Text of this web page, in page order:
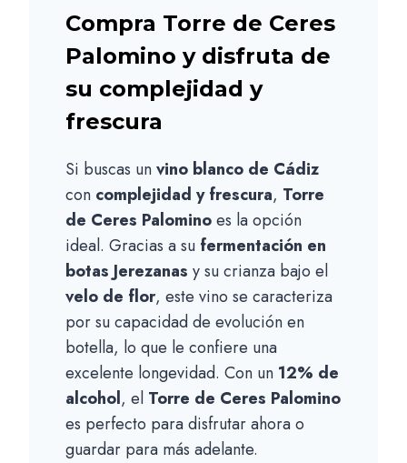
Compra Torre de Ceres
Palomino y disfruta de
su complejidad y
frescura
Si buscas unvino blanco de Cádiz
con complejidad y frescura, Torre
de Ceres Palominoes la opción
ideal. Gracias a su fermentación en
botas Jerezanas y su crianza bajo el
velo de flor, este vino se caracteriza
por su capacidad de evolución en
botella, lo que le confiere una
excelente longevidad. Con un 12% de
alcohol, el Torre de Ceres Palomino
es perfecto para disfrutar ahora o
guardar para más adelante.